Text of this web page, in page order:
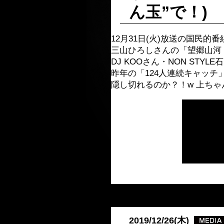
ん玉”で！)
12月31日(火)放送の国民的番
三山ひろしさんの「望郷山
DJ KOOさん・NON STYLE
昨年の「124人連続キャッチ
隠し切れるのか？！w 上ち
2019/12/26(木)